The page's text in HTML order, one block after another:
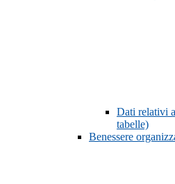
Dati relativi
tabelle)
Benessere